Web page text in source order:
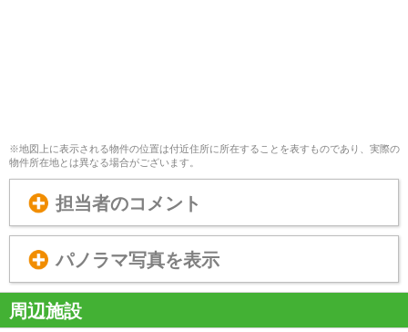
※地図上に表示される物件の位置は付近住所に所在することを表すものであり、実際の
物件所在地とは異なる場合がございます。
担当者のコメント
パノラマ写真を表示
周辺施設